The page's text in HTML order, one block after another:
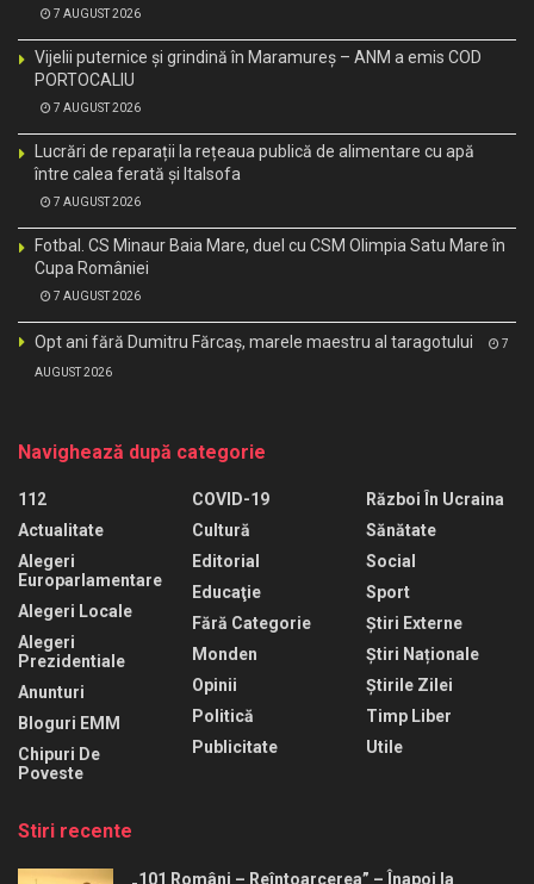
7 AUGUST 2026
Vijelii puternice și grindină în Maramureș – ANM a emis COD
PORTOCALIU
7 AUGUST 2026
Lucrări de reparații la rețeaua publică de alimentare cu apă
între calea ferată și Italsofa
7 AUGUST 2026
Fotbal. CS Minaur Baia Mare, duel cu CSM Olimpia Satu Mare în
Cupa României
7 AUGUST 2026
Opt ani fără Dumitru Fărcaș, marele maestru al taragotului 7
AUGUST 2026
Navighează după categorie
112
Actualitate
Alegeri
Europarlamentare
Alegeri Locale
Alegeri
Prezidentiale
Anunturi
Bloguri EMM
Chipuri De
Poveste
COVID-19
Cultură
Editorial
Educaţie
Fără Categorie
Monden
Opinii
Politică
Publicitate
Război În Ucraina
Sănătate
Social
Sport
Știri Externe
Știri Naționale
Știrile Zilei
Timp Liber
Utile
Stiri recente
„101 Români – Reîntoarcerea” – Înapoi la